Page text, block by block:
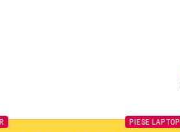
PIESE LAPTOP